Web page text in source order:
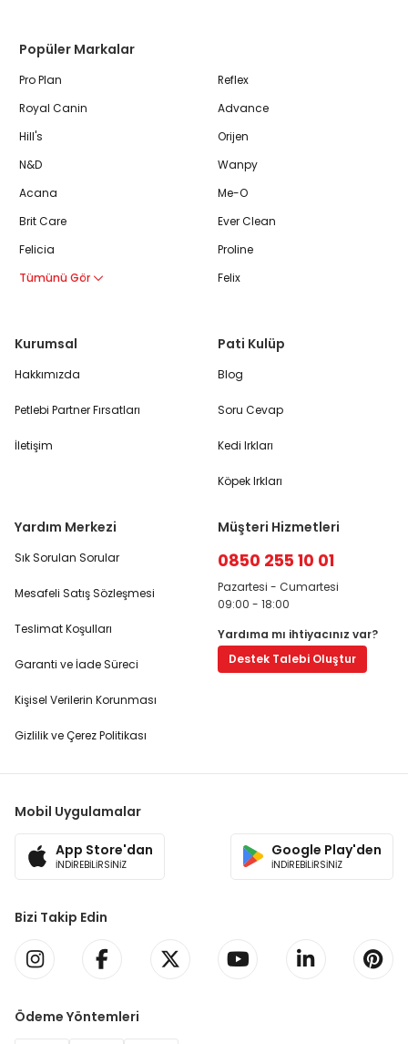
Popüler Markalar
Pro Plan
Royal Canin
Hill's
N&D
Acana
Brit Care
Felicia
Tümünü Gör
Reflex
Advance
Orijen
Wanpy
Me-O
Ever Clean
Proline
Felix
Kurumsal
Hakkımızda
Petlebi Partner Fırsatları
İletişim
Pati Kulüp
Blog
Soru Cevap
Kedi Irkları
Köpek Irkları
Yardım Merkezi
Sık Sorulan Sorular
Mesafeli Satış Sözleşmesi
Teslimat Koşulları
Garanti ve İade Süreci
Kişisel Verilerin Korunması
Gizlilik ve Çerez Politikası
Müşteri Hizmetleri
0850 255 10 01
Pazartesi - Cumartesi
09:00 - 18:00
Yardıma mı ihtiyacınız var?
Destek Talebi Oluştur
Mobil Uygulamalar
App Store'dan
İNDİREBİLİRSİNİZ
Google Play'den
İNDİREBİLİRSİNİZ
Bizi Takip Edin
Ödeme Yöntemleri